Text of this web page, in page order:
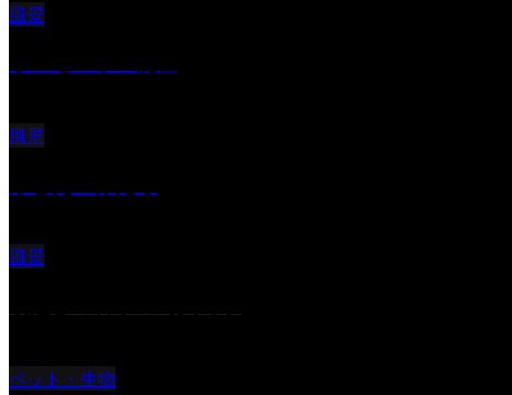
風景
風景
風景
ペット・生物